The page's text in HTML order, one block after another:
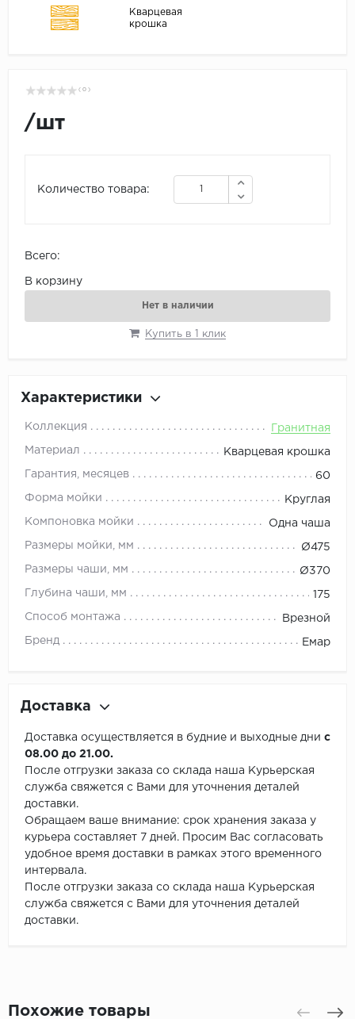
Кварцевая
крошка
( 0 )
/шт
Количество товара:
Всего:
В корзину
Нет в наличии
Купить в 1 клик
Характеристики
Коллекция Гранитная
Материал Кварцевая крошка
Гарантия, месяцев 60
Форма мойки Круглая
Компоновка мойки Одна чаша
Размеры мойки, мм Ø475
Размеры чаши, мм Ø370
Глубина чаши, мм 175
Способ монтажа Врезной
Бренд Емар
Доставка
Доставка осуществляется в будние и выходные дни с
08.00 до 21.00.
После отгрузки заказа со склада наша Курьерская
служба свяжется с Вами для уточнения деталей
доставки.
Обращаем ваше внимание: срок хранения заказа у
курьера составляет 7 дней. Просим Вас согласовать
удобное время доставки в рамках этого временного
интервала.
После отгрузки заказа со склада наша Курьерская
служба свяжется с Вами для уточнения деталей
доставки.
Похожие товары